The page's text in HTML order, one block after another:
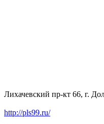
Лихачевский пр-кт 66, г.
http://pls99.ru/